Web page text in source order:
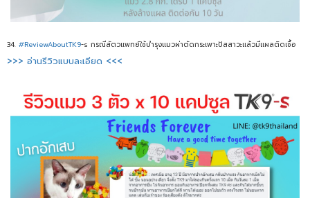
34. #ReviewAboutTK9-s กรณีสัตวแพทย์ใช้บำรุงแมวผ่าตัดกระเพาะปัสสาวะแล้วมีแผลติดเชื้อ
>>> อ่านรีวิวแบบละเอียด <<<